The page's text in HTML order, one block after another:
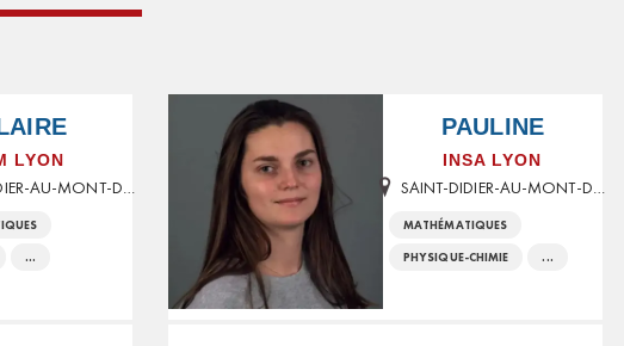
LYON
SAINT-DIDIER-AU-MONT-D'OR
...
PAULINE
INSA LYON
SAINT-DIDIER-AU-MONT-D'OR
MATHÉMATIQUES
PHYSIQUE-CHIMIE ...